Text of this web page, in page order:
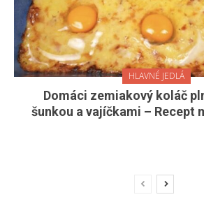
HLAVNÉ JEDLÁ
Domáci zemiakový koláč
šunkou a vajíčkami – Recept